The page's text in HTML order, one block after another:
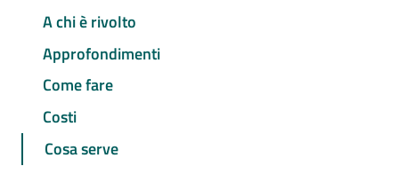
A chi è rivolto
Approfondimenti
Come fare
Costi
Cosa serve